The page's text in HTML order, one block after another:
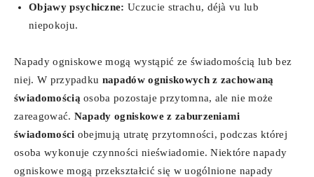
Objawy psychiczne: Uczucie strachu, déjà vu lub
niepokoju.
Napady ogniskowe mogą wystąpić ze świadomością lub bez
niej. W przypadku napadów ogniskowych z zachowaną
świadomością osoba pozostaje przytomna, ale nie może
zareagować. Napady ogniskowe z zaburzeniami
świadomości obejmują utratę przytomności, podczas której
osoba wykonuje czynności nieświadomie. Niektóre napady
ogniskowe mogą przekształcić się w uogólnione napady